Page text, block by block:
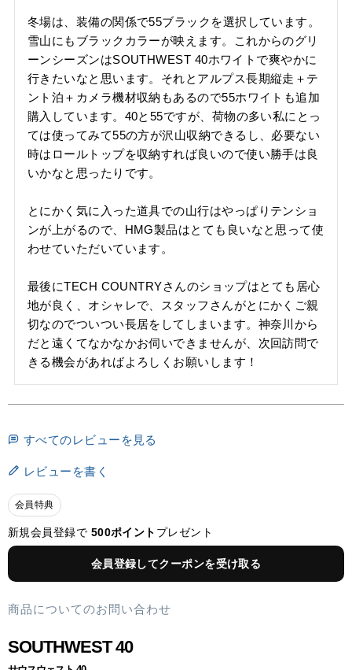
冬場は、装備の関係で55ブラックを選択しています。
雪山にもブラックカラーが映えます。これからのグリ
ーンシーズンはSOUTHWEST 40ホワイトで爽やかに
行きたいなと思います。それとアルプス長期縦走＋テ
ント泊＋カメラ機材収納もあるので55ホワイトも追加
購入しています。40と55ですが、荷物の多い私にとっ
ては使ってみて55の方が沢山収納できるし、必要ない
時はロールトップを収納すれば良いので使い勝手は良
いかなと思ったりです。
とにかく気に入った道具での山行はやっぱりテンショ
ンが上がるので、HMG製品はとても良いなと思って使
わせていただいています。
最後にTECH COUNTRYさんのショップはとても居心
地が良く、オシャレで、スタッフさんがとにかくご親
切なのでついつい長居をしてしまいます。神奈川から
だと遠くてなかなかお伺いできませんが、次回訪問で
きる機会があればよろしくお願いします！
すべてのレビューを見る
レビューを書く
会員特典
新規会員登録で 500ポイント プレゼント
会員登録してクーポンを受け取る
商品についてのお問い合わせ
SOUTHWEST 40